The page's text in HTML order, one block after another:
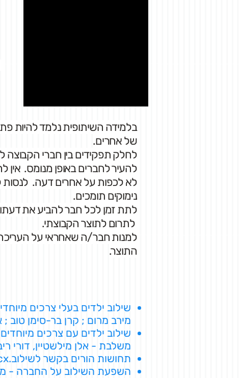
בלמידה השיתופית נלמד להיות
של אחרים.
לחלק תפקידים בין חברי הקבוצה
להעיר לחברים באופן מנומס. אין
לא לכפות על אחרים דעה. לנסות
נימוקים תומכים.
לתת זמן לכל חבר להביע את דעתו
לתרום לתוצר הקבוצתי.
למנות חבר/ה שאחראי על
התוצר.
שילוב ילדים בעלי צרכים
מירב מרום ; קרן בר-סימן טוב ;
שילוב ילדים עם צרכים
משלבת - אלן מילשטיין, דורי
תחושות הורים בקשר לשילוב.docx
השפעת השילוב על החברה -